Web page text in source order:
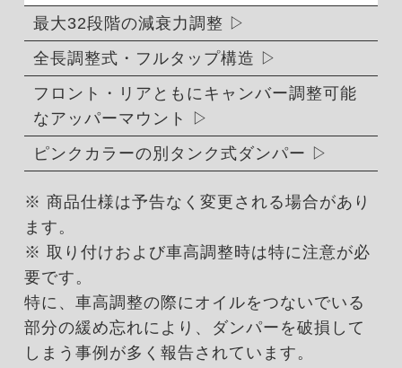
最大32段階の減衰力調整
全長調整式・フルタップ構造
フロント・リアともにキャンバー調整可能
なアッパーマウント
ピンクカラーの別タンク式ダンパー
※ 商品仕様は予告なく変更される場合があり
ます。
※ 取り付けおよび車高調整時は特に注意が必
要です。
特に、車高調整の際にオイルをつないでいる
部分の緩め忘れにより、ダンパーを破損して
しまう事例が多く報告されています。